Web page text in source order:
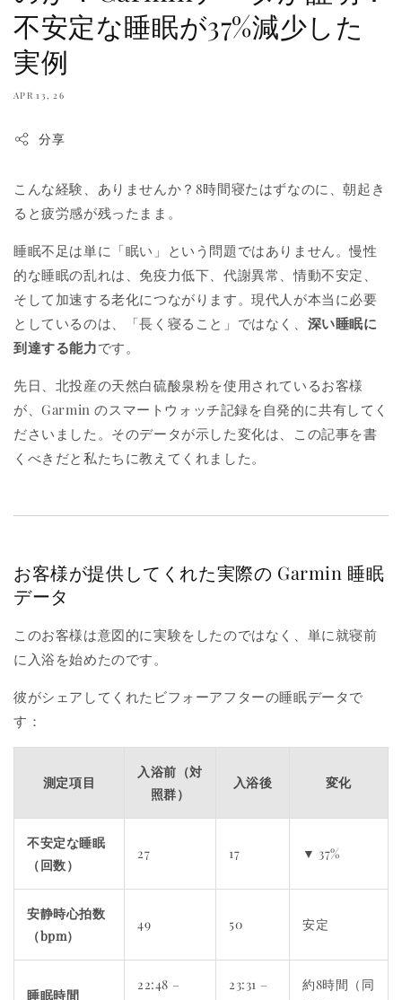
不安定な睡眠が37%減少した
実例
APR 13, 26
分享
こんな経験、ありませんか？8時間寝たはずなのに、朝起き
ると疲労感が残ったまま。
睡眠不足は単に「眠い」という問題ではありません。慢性
的な睡眠の乱れは、免疫力低下、代謝異常、情動不安定、
そして加速する老化につながります。現代人が本当に必要
としているのは、「長く寝ること」ではなく、 深い睡眠に
到達する能力です。
先日、北投産の天然白硫酸泉粉を使用されているお客様
が、Garmin のスマートウォッチ記録を自発的に共有してく
ださいました。そのデータが示した変化は、この記事を書
くべきだと私たちに教えてくれました。
お客様が提供してくれた実際の Garmin 睡眠
データ
このお客様は意図的に実験をしたのではなく、単に就寝前
に入浴を始めたのです。
彼がシェアしてくれたビフォーアフターの睡眠データで
す：
測定項目
入浴前（対
照群）
入浴後 変化
不安定な睡眠
（回数）
27 17 ▼ 37%
安静時心拍数
（bpm）
49 50 安定
睡眠時間
22:48 –
23:31 –
約8時間（同